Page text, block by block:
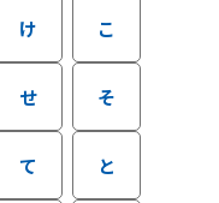
け こ
せ そ
て と